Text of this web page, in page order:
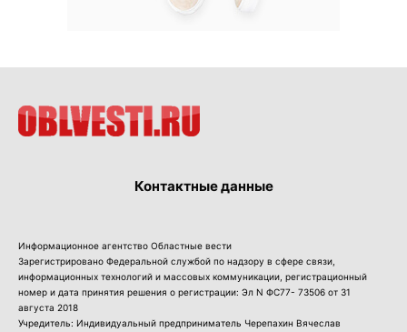
Контактные данные
Информационное агентство Областные вести
Зарегистрировано Федеральной службой по надзору в сфере связи,
информационных технологий и массовых коммуникации, регистрационный
номер и дата принятия решения о регистрации: Эл N ФС77- 73506 от 31
августа 2018
Учредитель: Индивидуальный предприниматель Черепахин Вячеслав